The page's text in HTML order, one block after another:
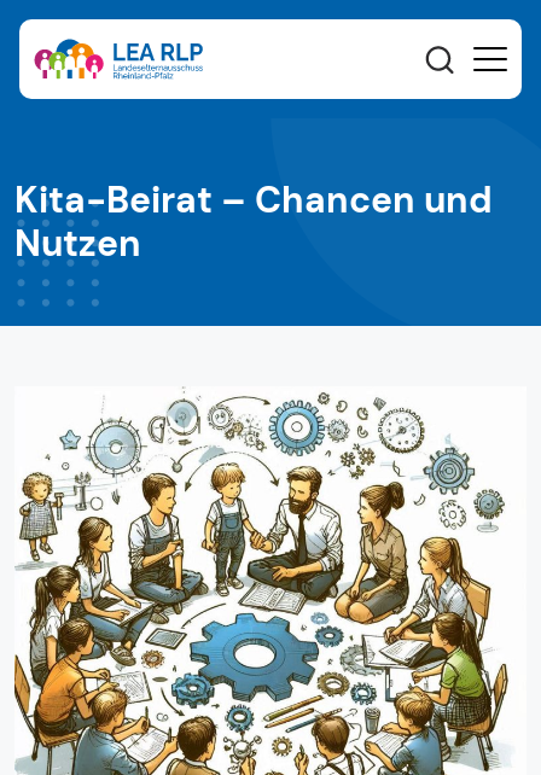
Kita-Beirat – Chancen und
Nutzen